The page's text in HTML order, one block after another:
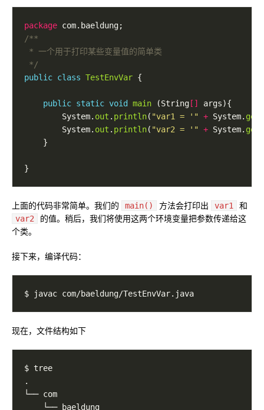
package
*/
public class TestEnvVar
public static void main (String []
        System.
out . println( "var1 = '" + System.
        System.
out . println( "var2 = '" + System.
上面的代码非常简单。我们的 main() 方法会打印出 var1 和
var2
的值。稍后，我们将使用这两个环境变量把参数传递给这
个类。
接下来，编译代码：
现在，文件结构如下